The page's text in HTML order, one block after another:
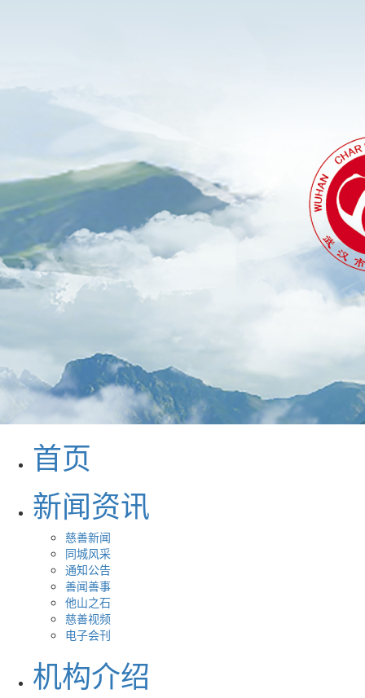
首页
新闻资讯
慈善新闻
同城风采
通知公告
善闻善事
他山之石
慈善视频
电子会刊
机构介绍